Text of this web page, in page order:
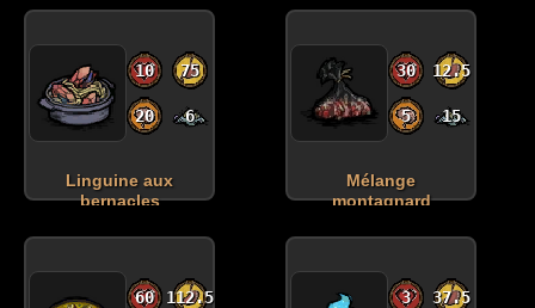
10 75
20 6
Linguine aux
bernacles
30 12.5
5 15
Mélange
montagnard
60 112.5 3 37.5